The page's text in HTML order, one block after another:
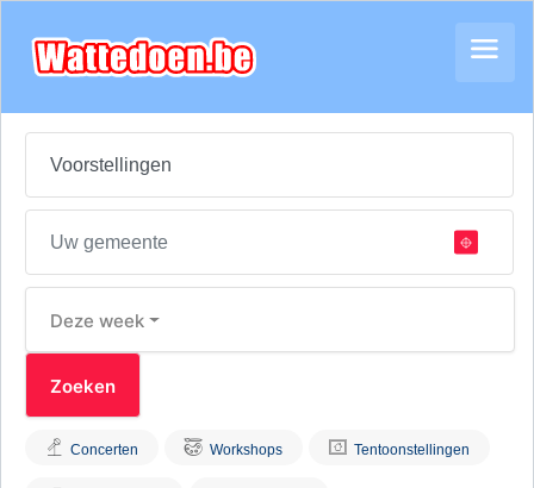
Deze week
Concerten Workshops Tentoonstellingen